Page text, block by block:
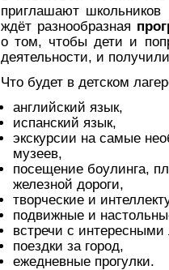
приглашают
ждёт разнообразная
о том, чтобы дети и
деятельности, и
Что будет в детском
английский язык,
испанский язык,
экскурсии на самые
музеев,
посещение боулинга,
железной дороги,
творческие и
подвижные и
встречи с
поездки за город,
ежедневные прогулки.